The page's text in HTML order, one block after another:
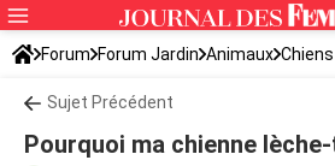
Forum Forum Jardin Animaux Chiens
Sujet Précédent
Pourquoi ma chienne